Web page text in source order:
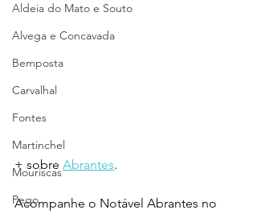
Aldeia do Mato e Souto
Alvega e Concavada
Bemposta
Carvalhal
Fontes
Martinchel
Mouriscas
Pego
+ sobre Abrantes.
Acompanhe o Notável Abrantes no